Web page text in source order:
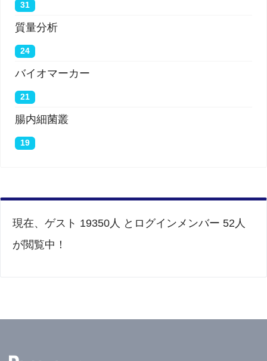
31
質量分析
24
バイオマーカー
21
腸内細菌叢
19
現在、ゲスト 19350人 とログインメンバー 52人
が閲覧中！